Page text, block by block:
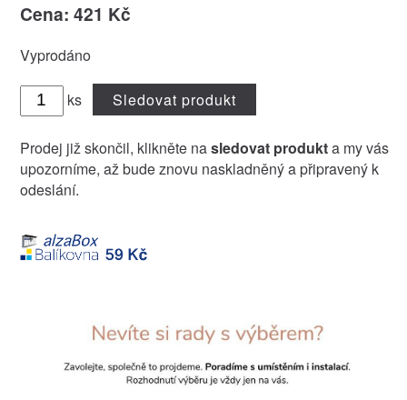
Cena: 421 Kč
Vyprodáno
ks Sledovat produkt
Prodej již skončil, klikněte nasledovat produkta my vás
upozorníme, až bude znovu naskladněný a připravený k
odeslání.